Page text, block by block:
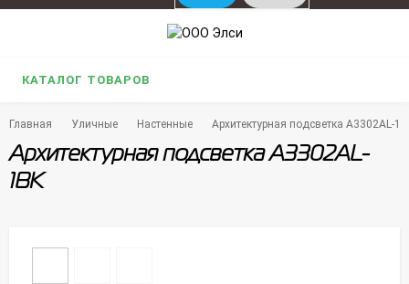
КАТАЛОГ ТОВАРОВ
Главная Уличные Настенные Архитектурная подсветка A3302AL-
Архитектурная подсветка A3302AL-
1BK